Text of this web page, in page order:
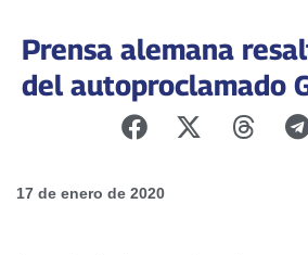
Prensa alemana
del autoproclamado
17 de enero de 2020